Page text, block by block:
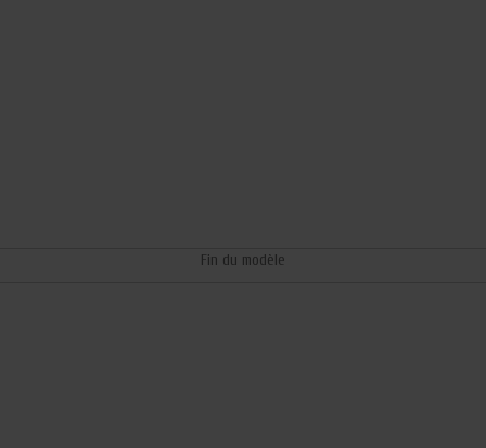
Fin du modèle